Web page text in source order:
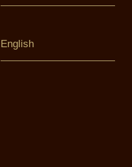
English